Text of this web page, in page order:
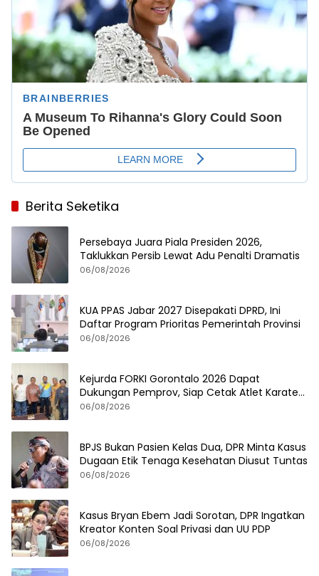
Berita Seketika
Persebaya Juara Piala Presiden 2026,
Taklukkan Persib Lewat Adu Penalti Dramatis
06/08/2026
KUA PPAS Jabar 2027 Disepakati DPRD, Ini
Daftar Program Prioritas Pemerintah Provinsi
06/08/2026
Kejurda FORKI Gorontalo 2026 Dapat
Dukungan Pemprov, Siap Cetak Atlet Karate
Berprestasi
06/08/2026
BPJS Bukan Pasien Kelas Dua, DPR Minta Kasus
Dugaan Etik Tenaga Kesehatan Diusut Tuntas
06/08/2026
Kasus Bryan Ebem Jadi Sorotan, DPR Ingatkan
Kreator Konten Soal Privasi dan UU PDP
06/08/2026